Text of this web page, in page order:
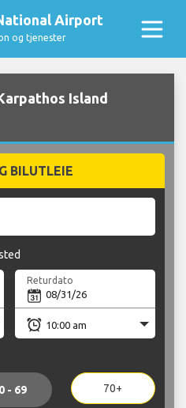
Airport
og tjenester
Island
BILUTLEIE
Returdato
- 69 70+